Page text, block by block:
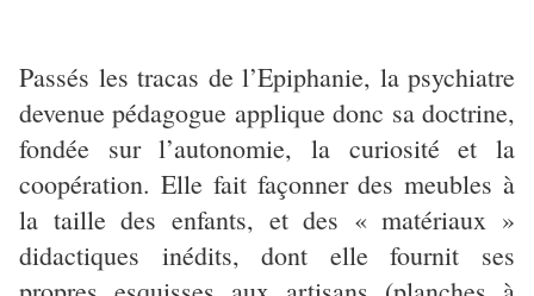
Passés les tracas de l’Epiphanie, la psychiatre
devenue pédagogue applique donc sa doctrine,
fondée sur l’autonomie, la curiosité et la
coopération. Elle fait façonner des meubles à
la taille des enfants, et des « matériaux »
didactiques inédits, dont elle fournit ses